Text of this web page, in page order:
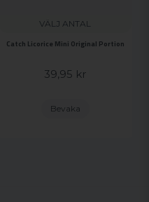
VÄLJ ANTAL
Catch Licorice Mini Original Portion
39,95 kr
Bevaka